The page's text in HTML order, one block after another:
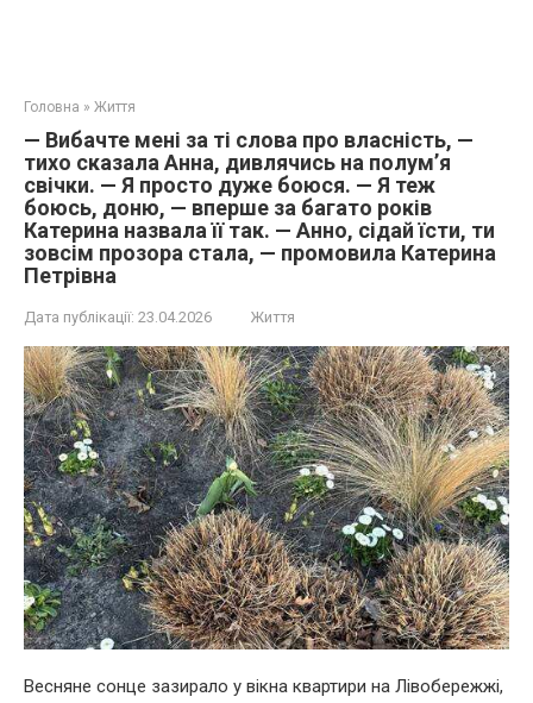
Головна » Життя
— Вибачте мені за ті слова про власність, —
тихо сказала Анна, дивлячись на полум’я
свічки. — Я просто дуже боюся. — Я теж
боюсь, доню, — вперше за багато років
Катерина назвала її так. — Анно, сідай їсти, ти
зовсім прозора стала, — промовила Катерина
Петрівна
Дата публікації: 23.04.2026 Життя
Весняне сонце зазирало у вікна квартири на Лівобережжі,